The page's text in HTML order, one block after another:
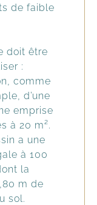
de faible
doit être
:
comme
d’une
emprise
à 20 m².
a une
à 100
la
m de
sol.